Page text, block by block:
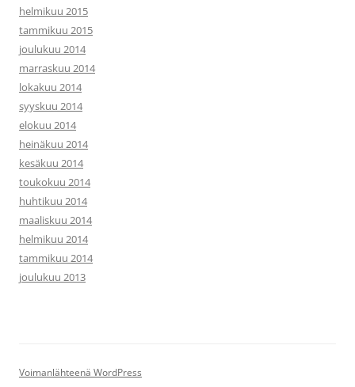
helmikuu 2015
tammikuu 2015
joulukuu 2014
marraskuu 2014
lokakuu 2014
syyskuu 2014
elokuu 2014
heinäkuu 2014
kesäkuu 2014
toukokuu 2014
huhtikuu 2014
maaliskuu 2014
helmikuu 2014
tammikuu 2014
joulukuu 2013
Voimanlähteenä WordPress